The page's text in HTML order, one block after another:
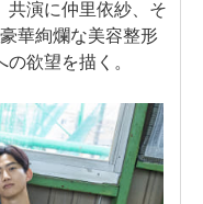
共演に仲里依紗、そ
華絢爛な美容整形
欲望を描く。